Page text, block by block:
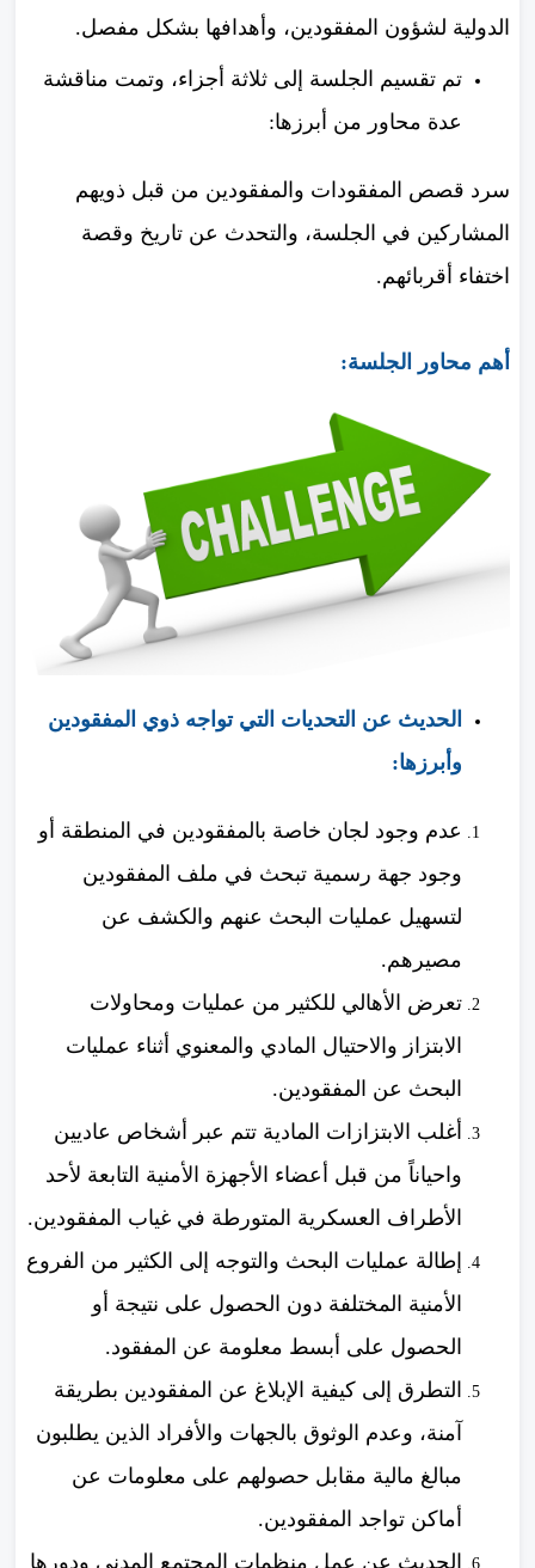
الدولية لشؤون المفقودين، وأهدافها بشكل مفصل.
تم تقسيم الجلسة إلى ثلاثة أجزاء، وتمت مناقشة
عدة محاور من أبرزها:
سرد قصص المفقودات والمفقودين من قبل ذويهم
المشاركين في الجلسة، والتحدث عن تاريخ وقصة
اختفاء أقربائهم.
أهم محاور الجلسة:
الحديث عن التحديات التي تواجه ذوي المفقودين
وأبرزها:
عدم وجود لجان خاصة بالمفقودين في المنطقة أو
وجود جهة رسمية تبحث في ملف المفقودين
لتسهيل عمليات البحث عنهم والكشف عن
مصيرهم.
تعرض الأهالي للكثير من عمليات ومحاولات
الابتزاز والاحتيال المادي والمعنوي أثناء عمليات
البحث عن المفقودين.
أغلب الابتزازات المادية تتم عبر أشخاص عاديين
واحياناً من قبل أعضاء الأجهزة الأمنية التابعة لأحد
الأطراف العسكرية المتورطة في غياب المفقودين.
إطالة عمليات البحث والتوجه إلى الكثير من الفروع
الأمنية المختلفة دون الحصول على نتيجة أو
الحصول على أبسط معلومة عن المفقود.
التطرق إلى كيفية الإبلاغ عن المفقودين بطريقة
آمنة، وعدم الوثوق بالجهات والأفراد الذين يطلبون
مبالغ مالية مقابل حصولهم على معلومات عن
أماكن تواجد المفقودين.
الحديث عن عمل منظمات المجتمع المدني ودورها